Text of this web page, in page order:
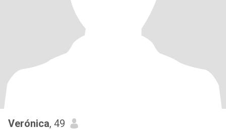
Verónica, 49